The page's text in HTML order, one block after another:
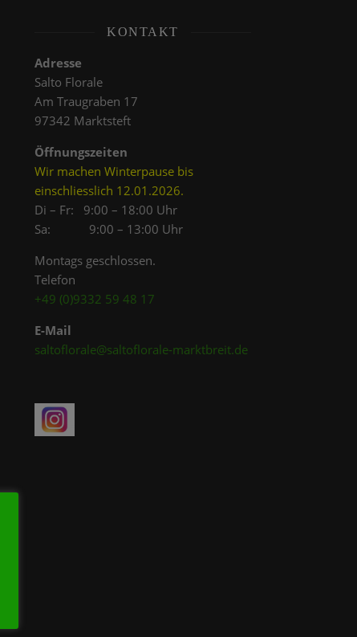
KONTAKT
Adresse
Salto Florale
Am Traugraben 17
97342 Marktsteft
Öffnungszeiten
Wir machen Winterpause bis
einschliesslich 12.01.2026.
Di – Fr: 9:00 – 18:00 Uhr
Sa: 9:00 – 13:00 Uhr
Montags geschlossen.
Telefon
+49 (0)9332 59 48 17
E-Mail
saltoflorale@saltoflorale-marktbreit.de